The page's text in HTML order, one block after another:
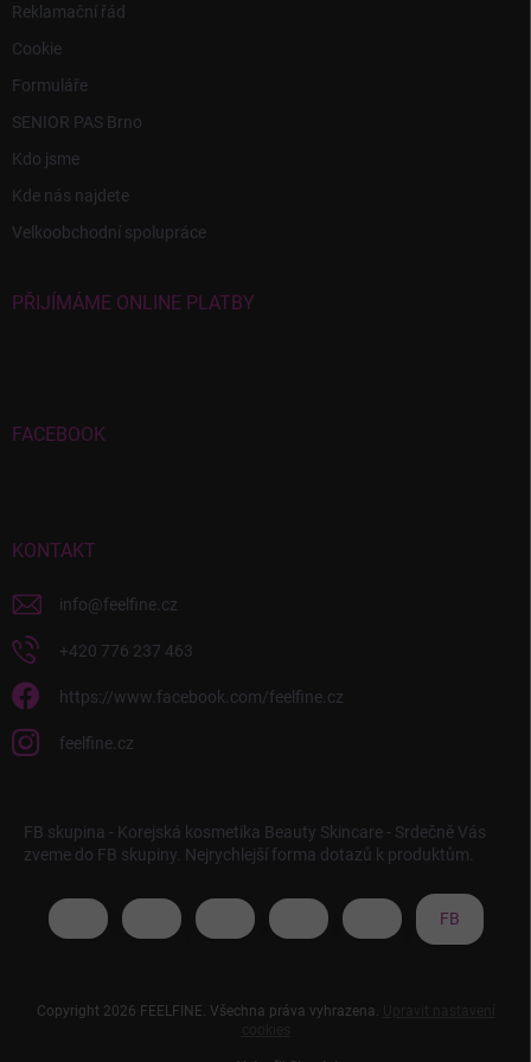
Reklamační řád
Cookie
Formuláře
SENIOR PAS Brno
Kdo jsme
Kde nás najdete
Velkoobchodní spolupráce
PŘIJÍMÁME ONLINE PLATBY
FACEBOOK
KONTAKT
info@feelfine.cz
+420 776 237 463
https://www.facebook.com/feelfine.cz
feelfine.cz
FB skupina - Korejská kosmetika Beauty Skincare - Srdečně Vás
zveme do FB skupiny. Nejrychlejší forma dotazů k produktům.
FB
Copyright 2026 FEELFINE . Všechna práva vyhrazena.